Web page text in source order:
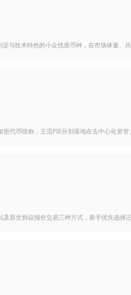
与技术特色的小众优质币种，在市场体量、
代币统称，主流PIE分别落地在去中心化资管
原生协议报价交易三种方式，新手优先选择